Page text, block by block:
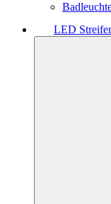
LED